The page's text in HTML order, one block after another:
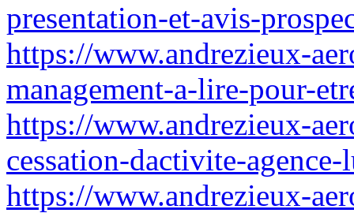
presentation-et-avis-
https://www.andrezieux-
management-a-lire-pour-
https://www.andrezieux-
cessation-dactivite-
https://www.andrezieux-